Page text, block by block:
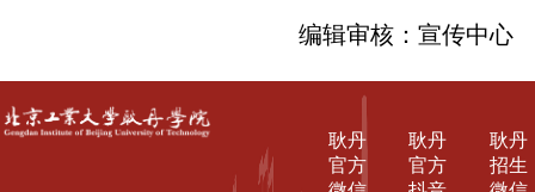
编辑审核：宣传中心
耿丹
招生
耿丹
官方
耿丹
官方